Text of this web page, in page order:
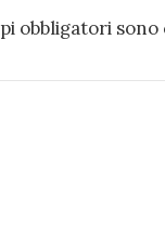
obbligatori